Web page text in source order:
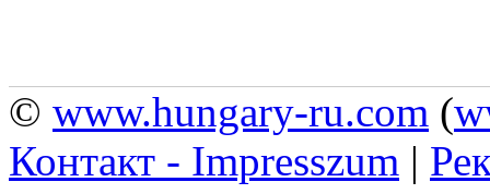
© www.hungary-ru.com (
Контакт - Impresszum |